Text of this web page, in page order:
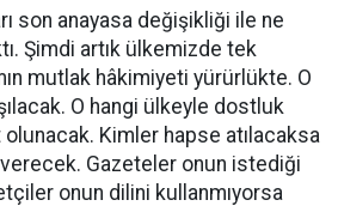
son anayasa değişikliği ile ne
Şimdi artık ülkemizde tek
mutlak hâkimiyeti yürürlükte. O
O hangi ülkeyle dostluk
Kimler hapse atılacaksa
verecek. Gazeteler onun istediği
onun dilini kullanmıyorsa